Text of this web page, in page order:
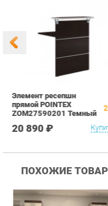
ZOM27590201 Темный
20 890 ₽
ПОХОЖИЕ ТОВАРЫ
Атлантида-2 Венге-дуб
Белфорд